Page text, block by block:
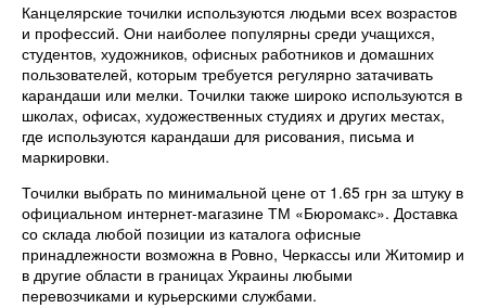
Канцелярские точилки используются людьми всех возрастов
и профессий. Они наиболее популярны среди учащихся,
студентов, художников, офисных работников и домашних
пользователей, которым требуется регулярно затачивать
карандаши или мелки. Точилки также широко используются в
школах, офисах, художественных студиях и других местах,
где используются карандаши для рисования, письма и
маркировки.
Точилки выбрать по минимальной цене от 1.65 грн за штуку в
официальном интернет-магазине ТМ «Бюромакс». Доставка
со склада любой позиции из каталога офисные
принадлежности возможна в Ровно, Черкассы или Житомир и
в другие области в границах Украины любыми
перевозчиками и курьерскими службами.